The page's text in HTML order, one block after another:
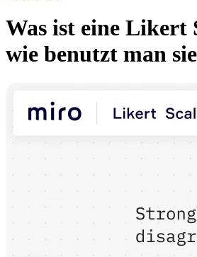
Erfolgsgeschichten
Academy
Reforge Learning
Community
Miro Professional
Lösungspartner
Was ist eine Likert
wie benutzt man